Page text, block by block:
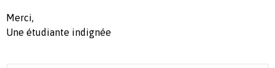
Merci,
Une étudiante indignée